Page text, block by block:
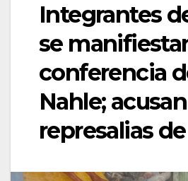
Integrantes
se
conferencia
Nahle; acusan
represalias